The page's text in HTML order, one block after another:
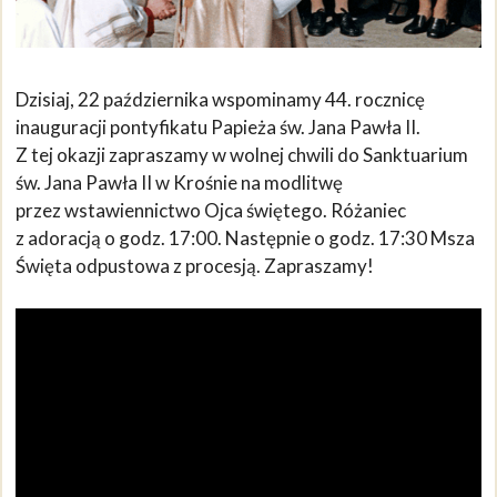
Dzisiaj, 22 października wspominamy 44. rocznicę
inauguracji pontyfikatu Papieża św. Jana Pawła II.
Z tej okazji zapraszamy w wolnej chwili do Sanktuarium
św. Jana Pawła II w Krośnie na modlitwę
przez wstawiennictwo Ojca świętego. Różaniec
z adoracją o godz. 17:00. Następnie o godz. 17:30 Msza
Święta odpustowa z procesją. Zapraszamy!